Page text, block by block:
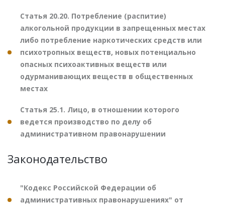
Статья 20.20. Потребление (распитие)
алкогольной продукции в запрещенных местах
либо потребление наркотических средств или
психотропных веществ, новых потенциально
опасных психоактивных веществ или
одурманивающих веществ в общественных
местах
Статья 25.1. Лицо, в отношении которого
ведется производство по делу об
административном правонарушении
Законодательство
"Кодекс Российской Федерации об
административных правонарушениях" от